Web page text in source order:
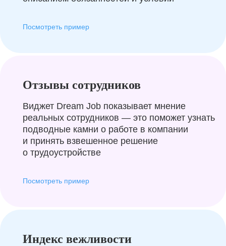
Посмотреть пример
Отзывы сотрудников
Виджет Dream Job показывает мнение
реальных сотрудников — это поможет узнать
подводные камни о работе в компании
и принять взвешенное решение
о трудоустройстве
Посмотреть пример
Индекс вежливости